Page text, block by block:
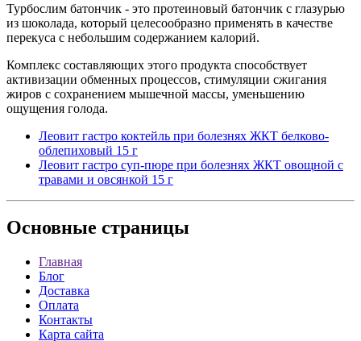
Турбослим батончик - это протеиновый батончик с глазурью
из шоколада, который целесообразно применять в качестве
перекуса с небольшим содержанием калорий.
Комплекс составляющих этого продукта способствует
активизации обменных процессов, стимуляции сжигания
жиров с сохранением мышечной массы, уменьшению
ощущения голода.
Леовит гастро коктейль при болезнях ЖКТ белково-
облепиховый 15 г
Леовит гастро суп-пюре при болезнях ЖКТ овощной с
травами и овсянкой 15 г
Основные страницы
Главная
Блог
Доставка
Оплата
Контакты
Карта сайта